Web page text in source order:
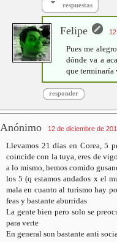
respuestas
Felipe
Pues me
dónde va a
que terminaría
responder
Anónimo 12 de diciembre de
Llevamos 21 días en Corea, 5
coincide con la tuya, eres de
a lo mismo, hemos comido
los 5 (q estamos andados x el
mala en cuanto al turismo hay
feas y bastante aburridas
La gente bien pero solo se
para verte
En general son bastante anti